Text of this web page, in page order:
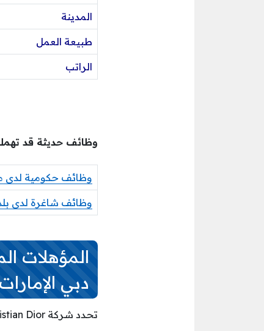
المدينة
طبيعة العمل
الراتب
وظائف حديثة قد
وظائف حكومية لدى
وظائف شاغرة لدى
دبي الإمارات
تحدد شركة Parfums Christian Dior للشاغر الوظيفي المبين أعلاه مؤهلات معينة وشروط للمتقدمين وهي: